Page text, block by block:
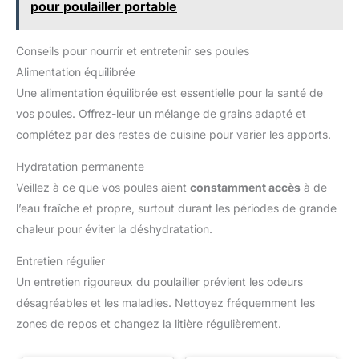
en acier, 1x goupille d'extension, 2x sangles, 1x barre tirage, 1x
pour poulailler portable
Conseils pour nourrir et entretenir ses poules
Alimentation équilibrée
Une alimentation équilibrée est essentielle pour la santé de
vos poules. Offrez-leur un mélange de grains adapté et
complétez par des restes de cuisine pour varier les apports.
Hydratation permanente
Veillez à ce que vos poules aient constamment accès à de
l’eau fraîche et propre, surtout durant les périodes de grande
chaleur pour éviter la déshydratation.
Entretien régulier
Un entretien rigoureux du poulailler prévient les odeurs
désagréables et les maladies. Nettoyez fréquemment les
zones de repos et changez la litière régulièrement.